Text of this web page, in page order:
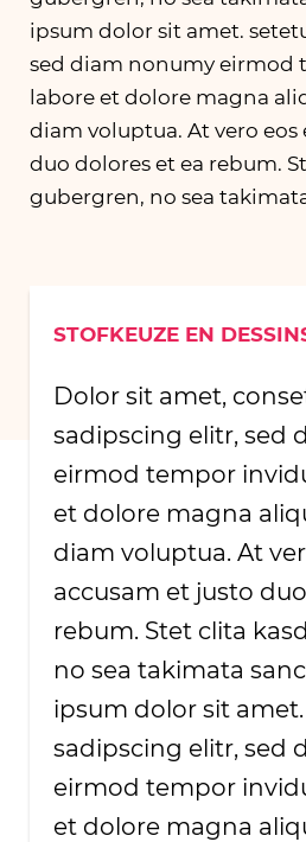
ipsum dolor sit amet.
sed diam nonumy eirmod
labore et dolore magna
diam voluptua. At vero eos
duo dolores et ea rebum.
gubergren, no sea
STOFKEUZE EN
Dolor sit amet,
sadipscing elitr, sed
eirmod tempor
et dolore magna
diam voluptua. At
accusam et justo
rebum. Stet clita
no sea takimata
ipsum dolor sit
sadipscing elitr, sed
eirmod tempor
et dolore magna